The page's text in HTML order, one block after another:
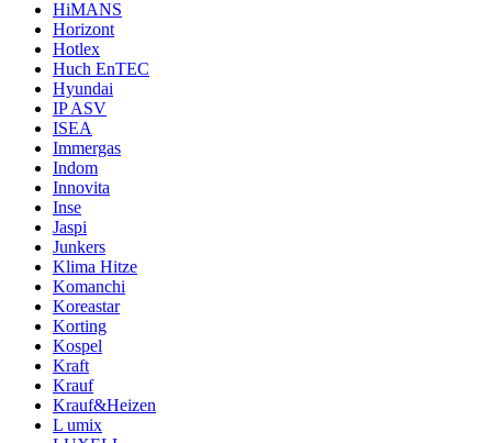
HiMANS
Horizont
Hotlex
Huch EnTEC
Hyundai
IP ASV
ISEA
Immergas
Indom
Innovita
Inse
Jaspi
Junkers
Klima Hitze
Komanchi
Koreastar
Korting
Kospel
Kraft
Krauf
Krauf&Heizen
L umix